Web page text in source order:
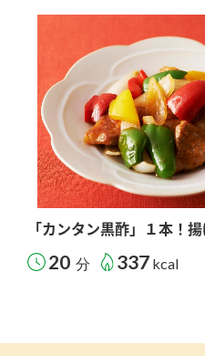
「カンタン黒酢」１本！
20 分 337 kcal